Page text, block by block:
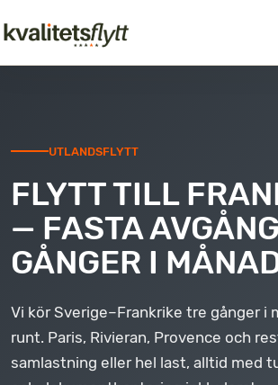
UTLANDSFLYTT
FLYTT TILL
— FASTA
GÅNGER I
Vi kör Sverige–Frankrike tre gånger i
runt. Paris, Rivieran, Provence och
samlastning eller hel last, alltid med